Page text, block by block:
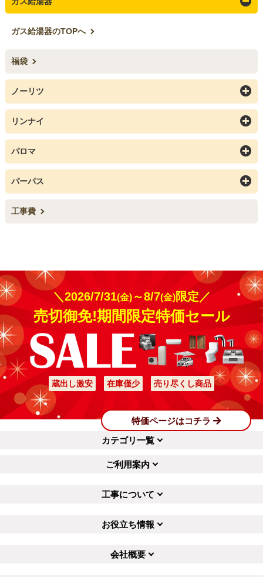
ガス給湯器のTOPへ
福袋
ノーリツ
リンナイ
パロマ
パーパス
工事費
＼2026/7/31(金)～8/7(金)限定／
売切御免!期間限定特価セール
蔵出し激安 在庫僅少 売り尽くし商品
特価ページはコチラ
カテゴリ一覧
ご利用案内
工事について
お役立ち情報
会社概要